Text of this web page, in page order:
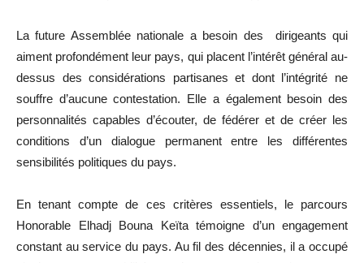
La future Assemblée nationale a besoin des dirigeants qui
aiment profondément leur pays, qui placent l’intérêt général au-
dessus des considérations partisanes et dont l’intégrité ne
souffre d’aucune contestation. Elle a également besoin des
personnalités capables d’écouter, de fédérer et de créer les
conditions d’un dialogue permanent entre les différentes
sensibilités politiques du pays.
En tenant compte de ces critères essentiels, le parcours
Honorable Elhadj Bouna Keïta témoigne d’un engagement
constant au service du pays. Au fil des décennies, il a occupé